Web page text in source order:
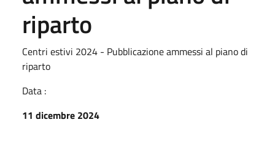
riparto
Centri estivi 2024 - Pubblicazione ammessi al piano di
riparto
Data :
11 dicembre 2024